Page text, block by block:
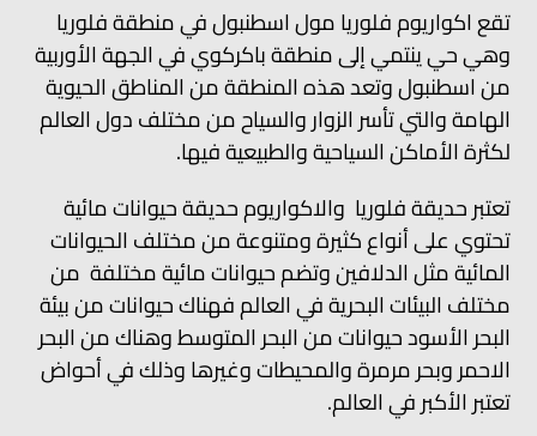
تقع اكواريوم فلوريا مول اسطنبول في منطقة فلوريا
وهي حي ينتمي إلى منطقة باكركوي في الجهة الأوربية
من اسطنبول وتعد هذه المنطقة من المناطق الحيوية
الهامة والتي تأسر الزوار والسياح من مختلف دول العالم
لكثرة الأماكن السياحية والطبيعية فيها.
تعتبر حديقة فلوريا والاكواريوم حديقة حيوانات مائية
تحتوي على أنواع كثيرة ومتنوعة من مختلف الحيوانات
المائية مثل الدلافين وتضم حيوانات مائية مختلفة من
مختلف البيئات البحرية في العالم فهناك حيوانات من بيئة
البحر الأسود حيوانات من البحر المتوسط وهناك من البحر
الاحمر وبحر مرمرة والمحيطات وغيرها وذلك في أحواض
تعتبر الأكبر في العالم.